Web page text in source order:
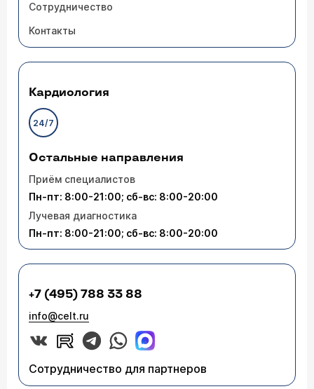
Сотрудничество
Контакты
Кардиология
24/7
Остальные направления
Приём специалистов
Пн-пт: 8:00-21:00; сб-вс: 8:00-20:00
Лучевая диагностика
Пн-пт: 8:00-21:00; сб-вс: 8:00-20:00
+7 (495) 788 33 88
info@celt.ru
Сотрудничество для партнеров